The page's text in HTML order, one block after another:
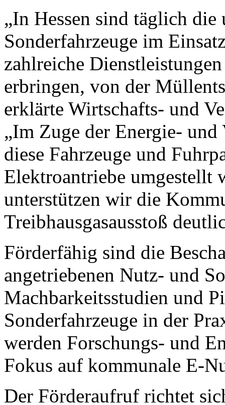
„In Hessen sind täglich
Sonderfahrzeuge im
zahlreiche
erbringen, von der
erklärte Wirtschafts- und
„Im Zuge der Energie- und
diese Fahrzeuge und
Elektroantriebe umgestellt
unterstützen wir die
Treibhausgasausstoß
Förderfähig sind die
angetriebenen Nutz- und
Machbarkeitsstudien und
Sonderfahrzeuge in der
werden Forschungs- und
Fokus auf kommunale E-
Der Förderaufruf richtet